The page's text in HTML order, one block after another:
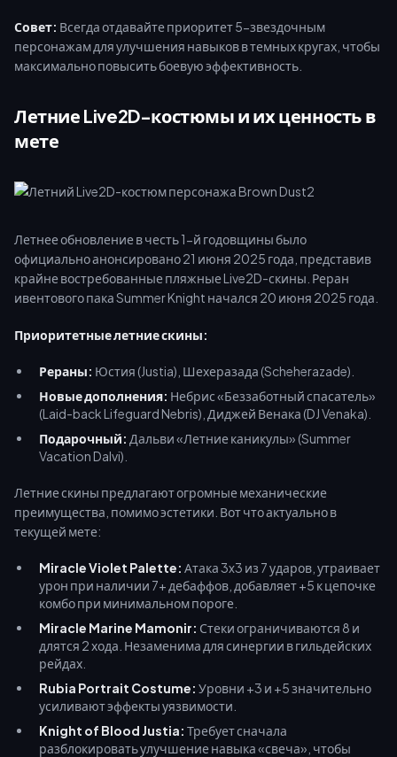
Совет: Всегда отдавайте приоритет 5-звездочным
персонажам для улучшения навыков в темных кругах, чтобы
максимально повысить боевую эффективность.
Летние Live2D-костюмы и их ценность в
мете
Летнее обновление в честь 1-й годовщины было
официально анонсировано 21 июня 2025 года, представив
крайне востребованные пляжные Live2D-скины. Реран
ивентового пака Summer Knight начался 20 июня 2025 года.
Приоритетные летние скины:
Рераны: Юстия (Justia), Шехеразада (Scheherazade).
Новые дополнения: Небрис «Беззаботный спасатель»
(Laid-back Lifeguard Nebris), Диджей Венака (DJ Venaka).
Подарочный: Дальви «Летние каникулы» (Summer
Vacation Dalvi).
Летние скины предлагают огромные механические
преимущества, помимо эстетики. Вот что актуально в
текущей мете:
Miracle Violet Palette: Атака 3x3 из 7 ударов, утраивает
урон при наличии 7+ дебаффов, добавляет +5 к цепочке
комбо при минимальном пороге.
Miracle Marine Mamonir: Стеки ограничиваются 8 и
длятся 2 хода. Незаменима для синергии в гильдейских
рейдах.
Rubia Portrait Costume: Уровни +3 и +5 значительно
усиливают эффекты уязвимости.
Knight of Blood Justia: Требует сначала
разблокировать улучшение навыка «свеча», чтобы